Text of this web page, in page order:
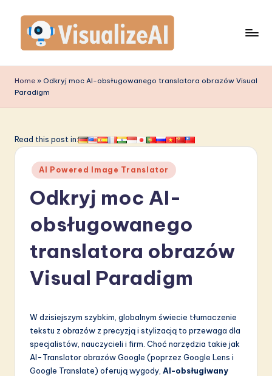
content
is
u
li
A
L
Home » Odkryj moc AI-obsługowanego translatora obrazów Visual
Paradigm
Read this post in:
Posted
in
AI Powered Image Translator
Odkryj moc AI-
obsługowanego
translatora obrazów
Visual Paradigm
W dzisiejszym szybkim, globalnym świecie tłumaczenie
tekstu z obrazów z precyzją i stylizacją to przewaga dla
specjalistów, nauczycieli i firm. Choć narzędzia takie jak
AI-Translator obrazów Google (poprzez Google Lens i
Google Translate) oferują wygody, AI-obsługiwany